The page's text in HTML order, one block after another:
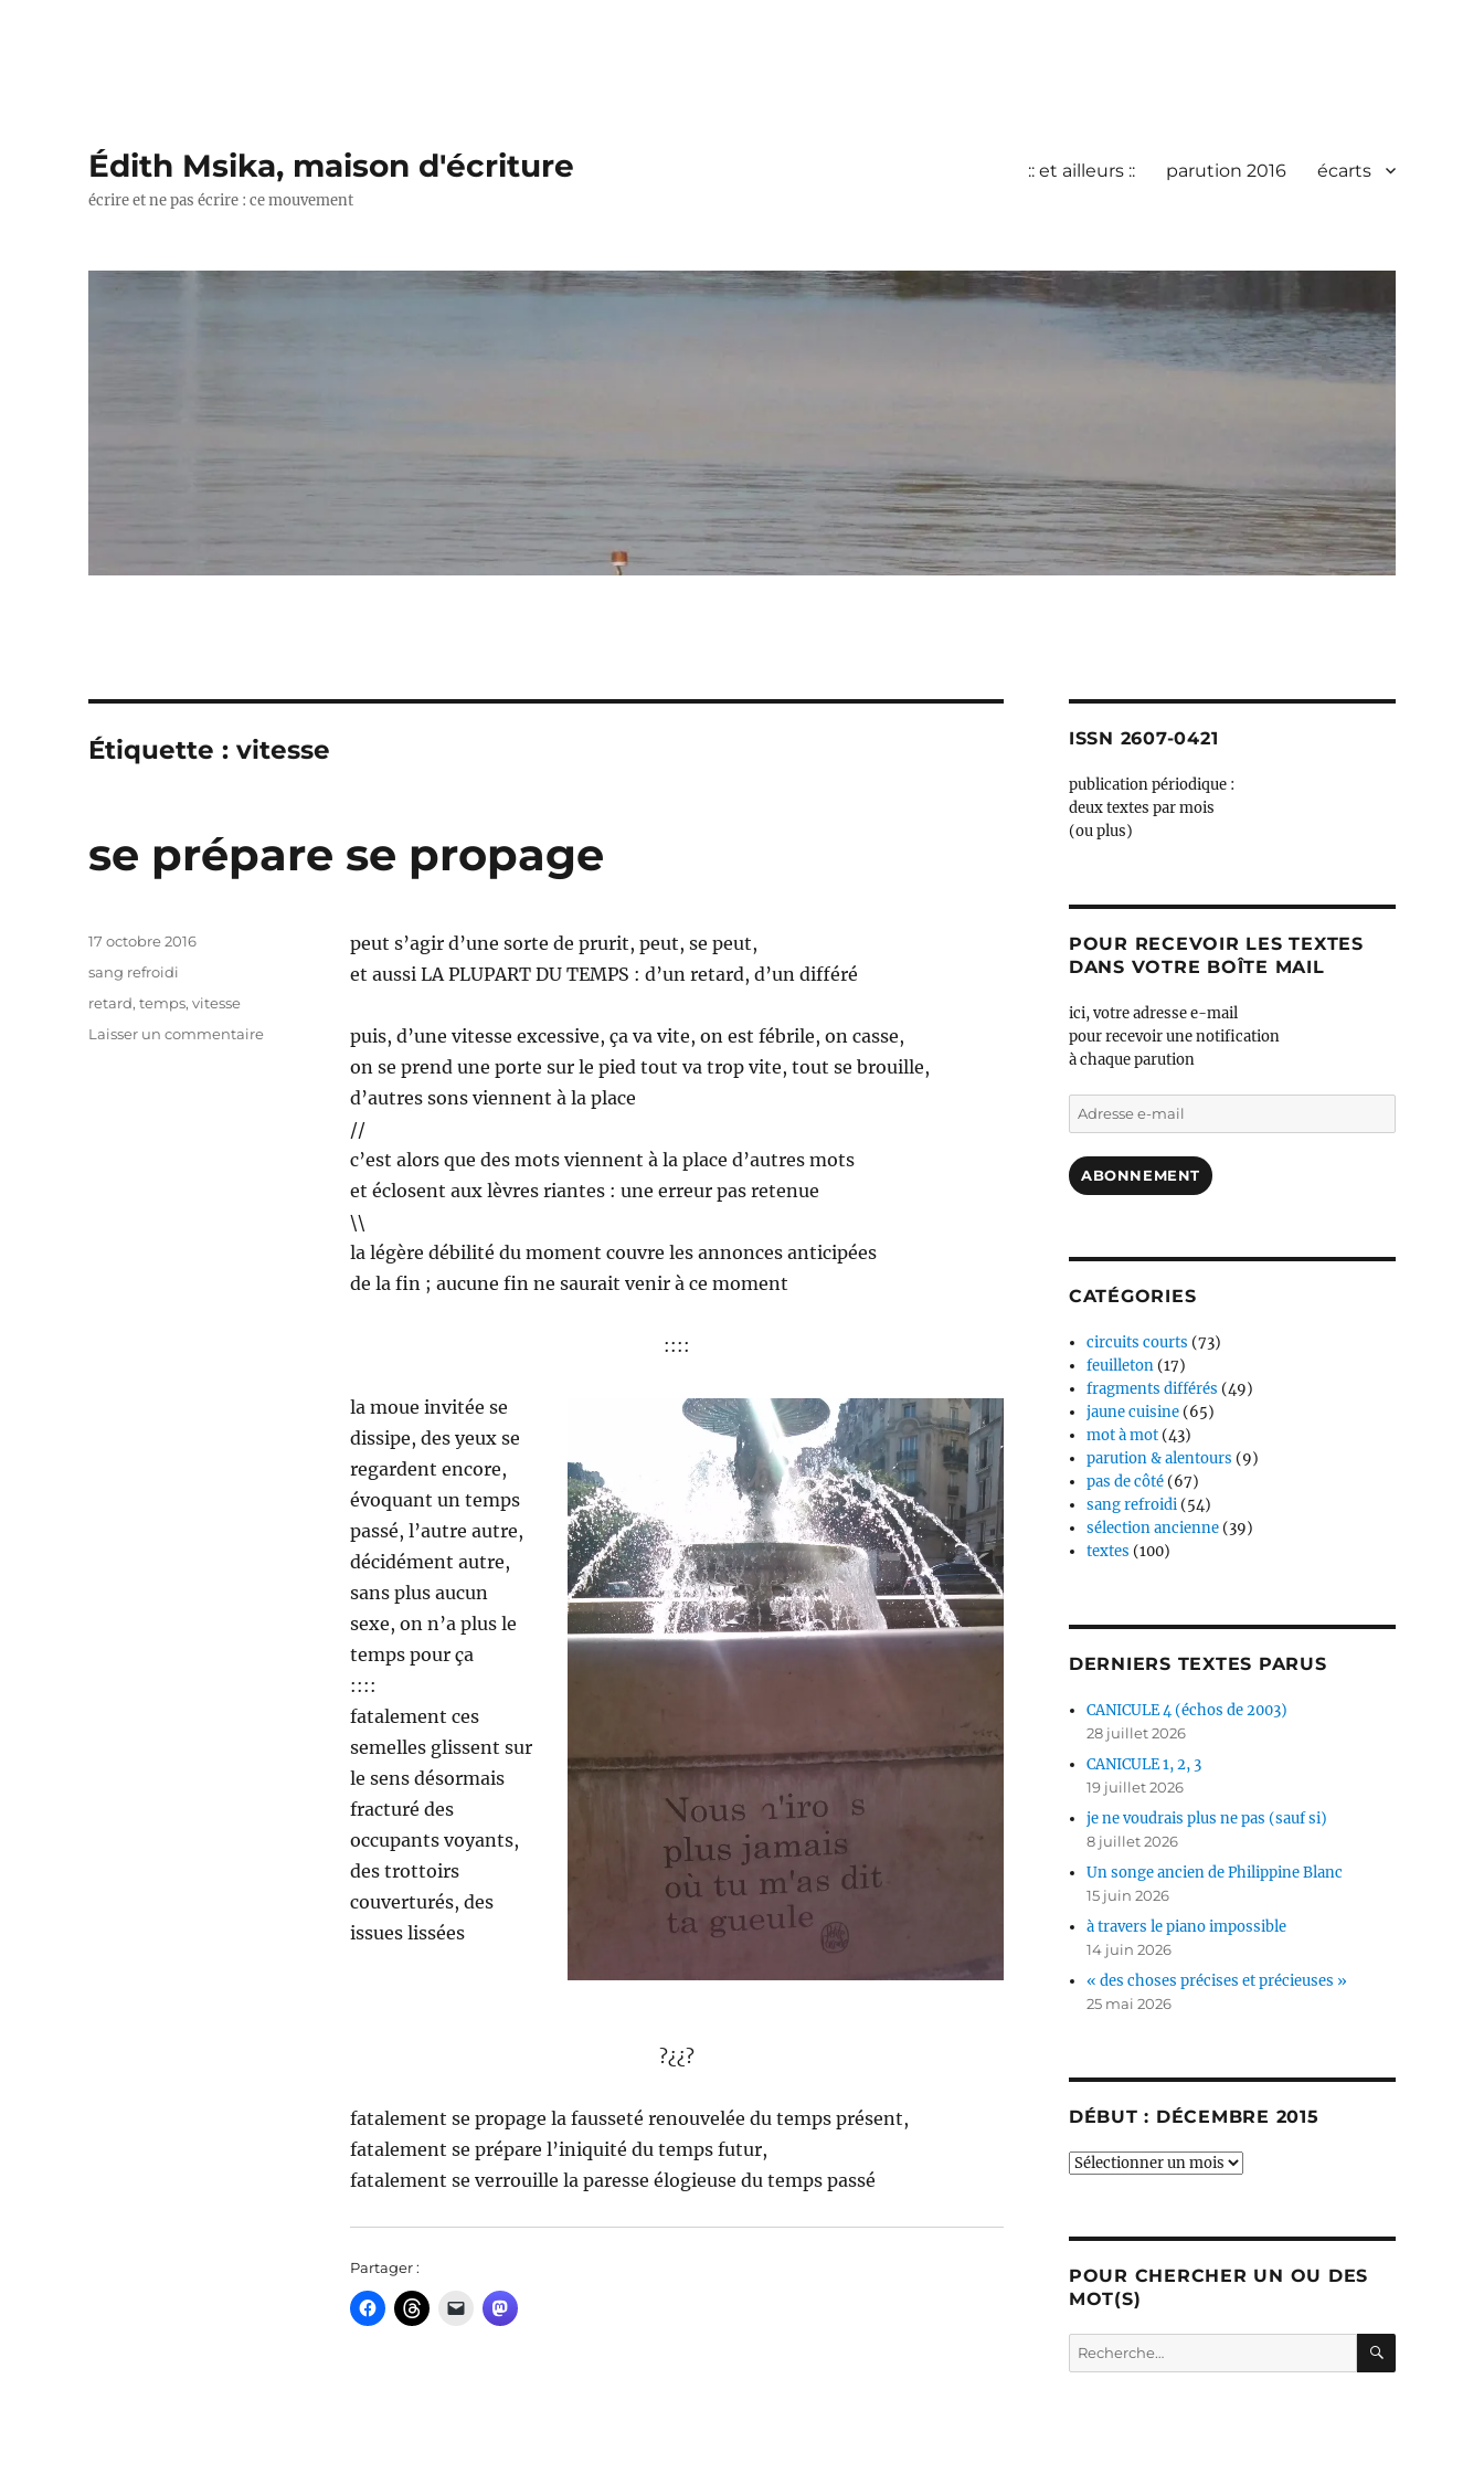
Édith Msika, maison d'écriture
écrire et ne pas écrire : ce mouvement
:: et ailleurs :: parution 2016 écarts
Étiquette :vitesse
se prépare se propage
peut s’agir d’une sorte de prurit, peut, se peut,
et aussi LA PLUPART DU TEMPS : d’un retard, d’un différé
puis, d’une vitesse excessive, ça va vite, on est fébrile, on casse,
on se prend une porte sur le pied tout va trop vite, tout se brouille,
d’autres sons viennent à la place
//
c’est alors que des mots viennent à la place d’autres mots
et éclosent aux lèvres riantes : une erreur pas retenue
\\
la légère débilité du moment couvre les annonces anticipées
de la fin ; aucune fin ne saurait venir à ce moment
::::
la moue invitée se
dissipe, des yeux se
regardent encore,
évoquant un temps
passé, l’autre autre,
décidément autre,
sans plus aucun
sexe, on n’a plus le
temps pour ça
::::
fatalement ces
semelles glissent sur
le sens désormais
fracturé des
occupants voyants,
des trottoirs
couverturés, des
issues lissées
?¿¿?
fatalement se propage la fausseté renouvelée du temps présent,
fatalement se prépare l’iniquité du temps futur,
fatalement se verrouille la paresse élogieuse du temps passé
Partager :
Publié
17 octobre 2016
Catégories
sang refroidi
Étiquettes
retard,temps,vitesse
Laisser un commentairesur
ISSN 2607-0421
publication périodique :
deux textes par mois
(ou plus)
POUR RECEVOIR LES TEXTES
DANS VOTRE BOÎTE MAIL
ici, votre adresse e-mail
pour recevoir une notification
à chaque parution
Adresse
e-
ABONNEMENT
CATÉGORIES
circuits courts (73)
feuilleton (17)
fragments différés (49)
jaune cuisine (65)
mot à mot (43)
parution & alentours (9)
pas de côté (67)
sang refroidi (54)
sélection ancienne (39)
textes (100)
DERNIERS TEXTES PARUS
CANICULE 4 (échos de 2003)
28 juillet 2026
CANICULE 1, 2, 3
19 juillet 2026
je ne voudrais plus ne pas (sauf si)
8 juillet 2026
Un songe ancien de Philippine Blanc
15 juin 2026
à travers le piano impossible
14 juin 2026
« des choses précises et précieuses »
25 mai 2026
DÉBUT : DÉCEMBRE 2015
début
POUR CHERCHER UN OU DES
MOT(S)
Recherche
pour :